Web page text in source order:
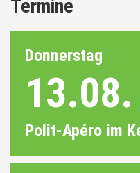
Termine
Donnerstag
13.08.
Polit-Apéro im